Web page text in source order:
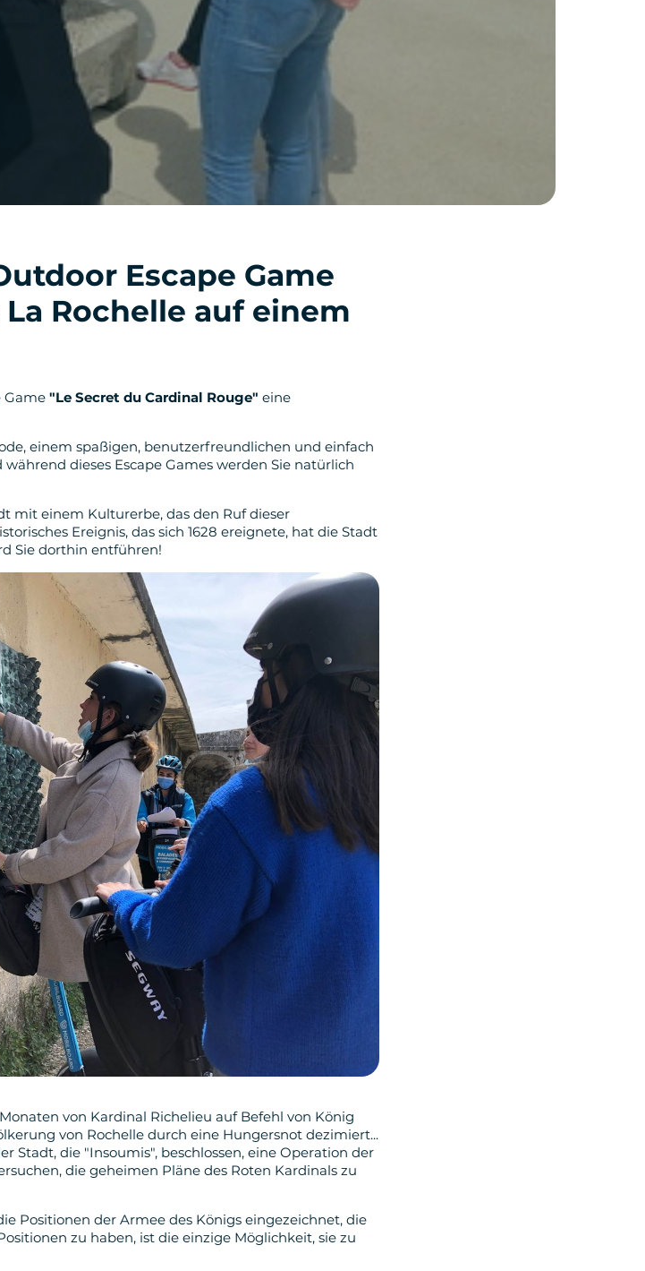
Escape Game
Rochelle auf einem
Game "Le Secret du Cardinal Rouge" eine
einem spaßigen, benutzerfreundlichen und einfach
dieses Escape Games werden Sie natürlich
mit einem Kulturerbe, das den Ruf dieser
Ereignis, das sich 1628 ereignete, hat die Stadt
Sie dorthin entführen!
von Kardinal Richelieu auf Befehl von König
von Rochelle durch eine Hungersnot dezimiert...
Stadt, die "Insoumis", beschlossen, eine Operation der
die geheimen Pläne des Roten Kardinals zu
Positionen der Armee des Königs eingezeichnet, die
zu haben, ist die einzige Möglichkeit, sie zu